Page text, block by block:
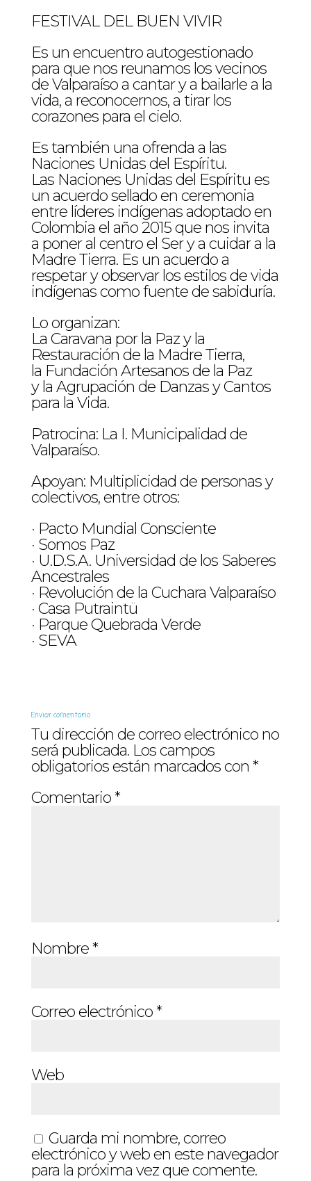
FESTIVAL DEL BUEN VIVIR
Es un encuentro autogestionado
para que nos reunamos los vecinos
de Valparaíso a cantar y a bailarle a la
vida, a reconocernos, a tirar los
corazones para el cielo.
Es también una ofrenda a las
Naciones Unidas del Espíritu.
Las Naciones Unidas del Espíritu es
un acuerdo sellado en ceremonia
entre líderes indígenas adoptado en
Colombia el año 2015 que nos invita
a poner al centro el Ser y a cuidar a la
Madre Tierra. Es un acuerdo a
respetar y observar los estilos de vida
indígenas como fuente de sabiduría.
Lo organizan:
La Caravana por la Paz y la
Restauración de la Madre Tierra,
la Fundación Artesanos de la Paz
y la Agrupación de Danzas y Cantos
para la Vida.
Patrocina: La I. Municipalidad de
Valparaíso.
Apoyan: Multiplicidad de personas y
colectivos, entre otros:
· Pacto Mundial Consciente
· Somos Paz
· U.D.S.A. Universidad de los Saberes
Ancestrales
· Revolución de la Cuchara Valparaíso
· Casa Putraintü
· Parque Quebrada Verde
· SEVA
Enviar comentario
Tu dirección de correo electrónico no
será publicada. Los campos
obligatorios están marcados con *
Comentario*
Nombre*
Correo electrónico*
Web
Guarda mi nombre, correo
electrónico y web en este navegador
para la próxima vez que comente.